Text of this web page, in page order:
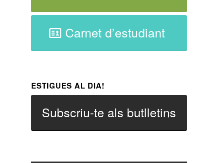
Carnet d’estudiant
ESTIGUES AL DIA!
Subscriu-te als butlletins